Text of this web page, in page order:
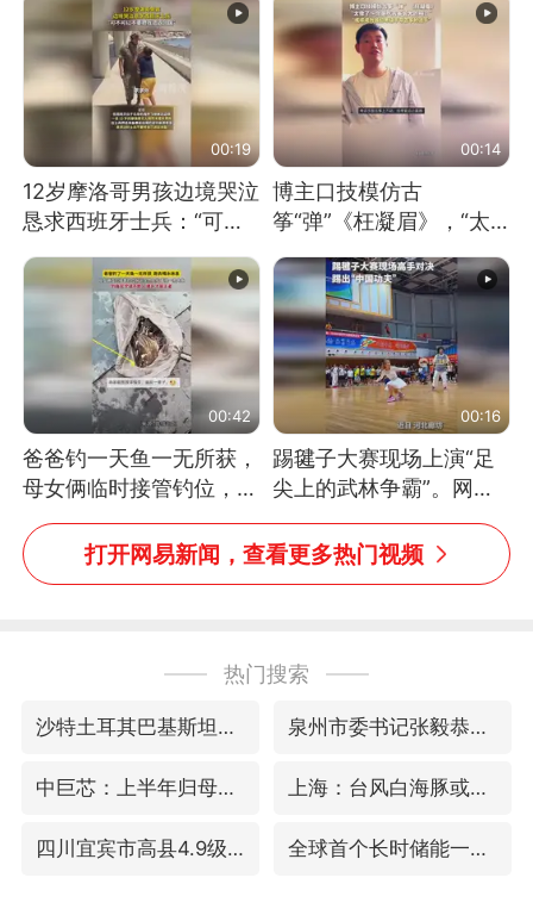
消息）
00:19
12岁摩洛哥男孩边境哭泣
恳求西班牙士兵：“可不
可以不要把我遣返回国”
00:14
博主口技模仿古
筝“弹”《枉凝眉》，“太
像了～你是吃古筝长大的
吗？”“或将成为首位考级
不带古筝的选手。”（来
源：新华每日电讯）
00:42
爸爸钓一天鱼一无所获，
母女俩临时接管钓位，用
玩具鱼竿钓上大鱼
00:16
踢毽子大赛现场上演“足
尖上的武林争霸”。网
友：这哪是踢毽子，分明
是武侠片现场！#睡个好
打开网易新闻，查看更多热门视频
热门搜索
沙特土耳其巴基斯坦签署共同防务协议 泉州市委书记张毅恭被查
中巨芯：上半年归母净利润1405.77万元 上海：台风白海豚或将带来龙卷风
四川宜宾市高县4.9级地震致1人死亡 全球首个长时储能一体化产业园量产